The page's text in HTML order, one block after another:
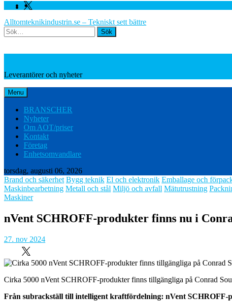
Facebook
Twitter
Alltomteknikindustrin.se – Tekniskt sett bättre
Search
Leverantörer och nyheter
Menu
BRANSCHER
Nyheter
Om AOT/priser
Kontakt
Företag
Enhetsomvandlare
torsdag, augusti 06, 2026
Brand och säkerhet Bygg teknik El och elektronik Emballage och
Maskinbearbetning Metall och stål Miljö och avfall Mätutrustning
Maskiner
nVent SCHROFF-produkter finns nu i
27. nov 2024
Cirka 5000 nVent SCHROFF-produkter finns tillgängliga på Conrad
Från subrackställ till intelligent kraftfördelning: nVent